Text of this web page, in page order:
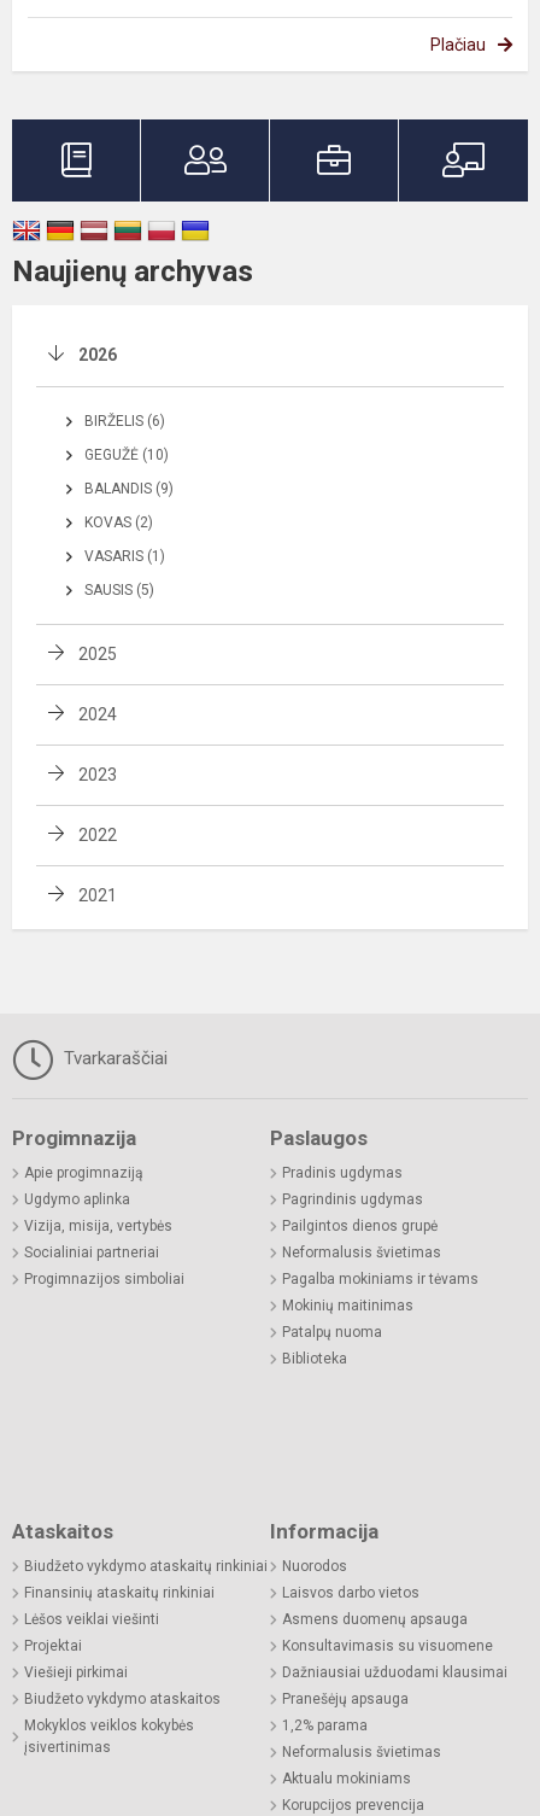
Plačiau
Naujienų archyvas
2026
BIRŽELIS (6)
GEGUŽĖ (10)
BALANDIS (9)
KOVAS (2)
VASARIS (1)
SAUSIS (5)
2025
2024
2023
2022
2021
Tvarkaraščiai
Progimnazija
Apie progimnaziją
Ugdymo aplinka
Vizija, misija, vertybės
Socialiniai partneriai
Progimnazijos simboliai
Paslaugos
Pradinis ugdymas
Pagrindinis ugdymas
Pailgintos dienos grupė
Neformalusis švietimas
Pagalba mokiniams ir tėvams
Mokinių maitinimas
Patalpų nuoma
Biblioteka
Ataskaitos
Biudžeto vykdymo ataskaitų rinkiniai
Finansinių ataskaitų rinkiniai
Lėšos veiklai viešinti
Projektai
Viešieji pirkimai
Biudžeto vykdymo ataskaitos
Mokyklos veiklos kokybės
įsivertinimas
Informacija
Nuorodos
Laisvos darbo vietos
Asmens duomenų apsauga
Konsultavimasis su visuomene
Dažniausiai užduodami klausimai
Pranešėjų apsauga
1,2% parama
Neformalusis švietimas
Aktualu mokiniams
Korupcijos prevencija